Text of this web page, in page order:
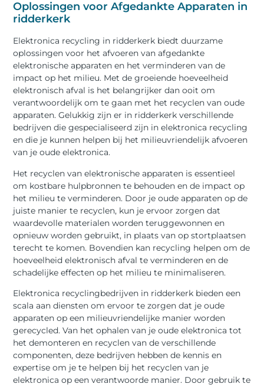
Oplossingen voor Afgedankte Apparaten in
ridderkerk
Elektronica recycling in ridderkerk biedt duurzame
oplossingen voor het afvoeren van afgedankte
elektronische apparaten en het verminderen van de
impact op het milieu. Met de groeiende hoeveelheid
elektronisch afval is het belangrijker dan ooit om
verantwoordelijk om te gaan met het recyclen van oude
apparaten. Gelukkig zijn er in ridderkerk verschillende
bedrijven die gespecialiseerd zijn in elektronica recycling
en die je kunnen helpen bij het milieuvriendelijk afvoeren
van je oude elektronica.
Het recyclen van elektronische apparaten is essentieel
om kostbare hulpbronnen te behouden en de impact op
het milieu te verminderen. Door je oude apparaten op de
juiste manier te recyclen, kun je ervoor zorgen dat
waardevolle materialen worden teruggewonnen en
opnieuw worden gebruikt, in plaats van op stortplaatsen
terecht te komen. Bovendien kan recycling helpen om de
hoeveelheid elektronisch afval te verminderen en de
schadelijke effecten op het milieu te minimaliseren.
Elektronica recyclingbedrijven in ridderkerk bieden een
scala aan diensten om ervoor te zorgen dat je oude
apparaten op een milieuvriendelijke manier worden
gerecycled. Van het ophalen van je oude elektronica tot
het demonteren en recyclen van de verschillende
componenten, deze bedrijven hebben de kennis en
expertise om je te helpen bij het recyclen van je
elektronica op een verantwoorde manier. Door gebruik te